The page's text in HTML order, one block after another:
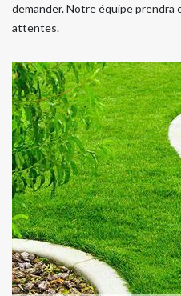
demander. Notre équipe prendra
attentes.